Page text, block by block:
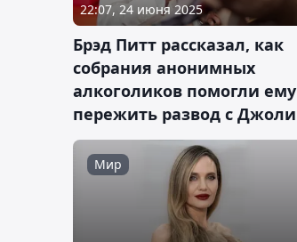
22:07, 24 июня 2025
Брэд Питт рассказал, как
собрания анонимных
алкоголиков помогли ему
пережить развод с Джоли
Мир